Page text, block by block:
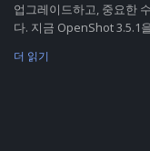
업그레이드하고, 중요한
다. 지금 OpenShot 3.5.1
더 읽기